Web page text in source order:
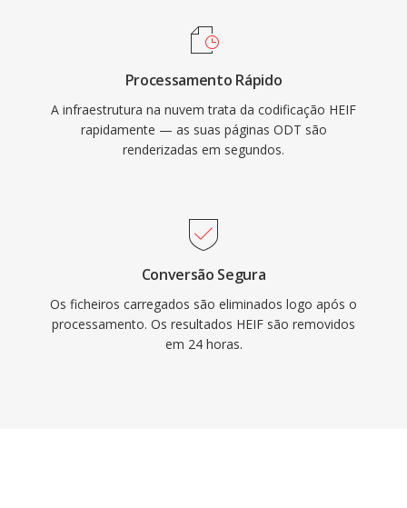
Processamento Rápido
A infraestrutura na nuvem trata da codificação HEIF
rapidamente — as suas páginas ODT são
renderizadas em segundos.
Conversão Segura
Os ficheiros carregados são eliminados logo após o
processamento. Os resultados HEIF são removidos
em 24 horas.